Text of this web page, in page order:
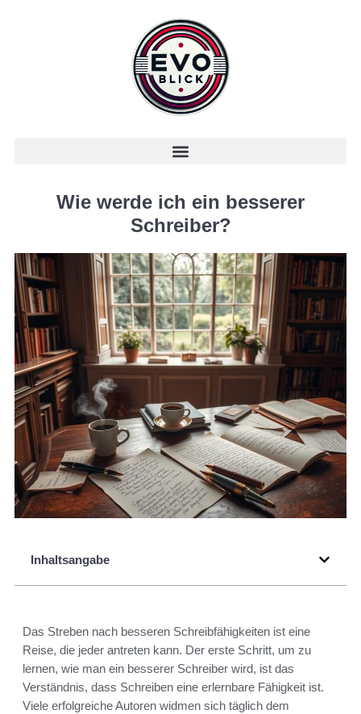
Wie werde ich ein besserer
Schreiber?
Inhaltsangabe
Das Streben nach besseren Schreibfähigkeiten ist eine
Reise, die jeder antreten kann. Der erste Schritt, um zu
lernen, wie man ein besserer Schreiber wird, ist das
Verständnis, dass Schreiben eine erlernbare Fähigkeit ist.
Viele erfolgreiche Autoren widmen sich täglich dem